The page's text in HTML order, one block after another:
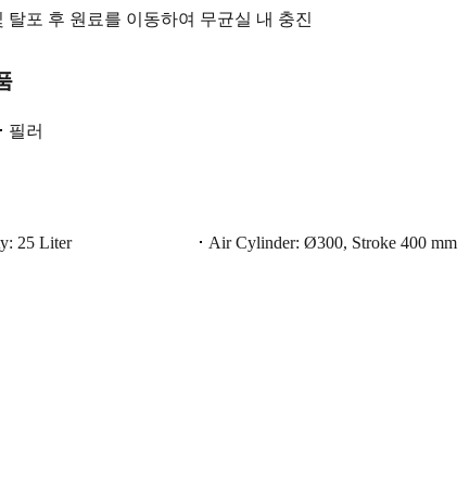
탈포 후 원료를 이동하여 무균실 내 충진
필러
25 Liter Air Cylinder: Ø300, Stroke 400 mm